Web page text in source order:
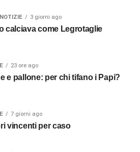
3 giorni ago
calciava come Legrotaglie
23 ore ago
e pallone: per chi tifano i Papi?
7 giorni ago
vincenti per caso